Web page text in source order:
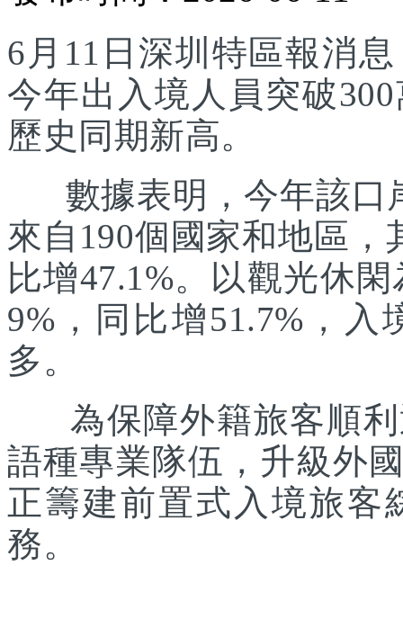
6月11日深圳特區報消
今年出入境人員突破
歷史同期新高。
數據表明，今年該口
來自190個國家和地區，
比增47.1%。以觀光休
9%，同比增51.7%，
多。
為保障外籍旅客順利
語種專業隊伍，升級外
正籌建前置式入境旅客
務。